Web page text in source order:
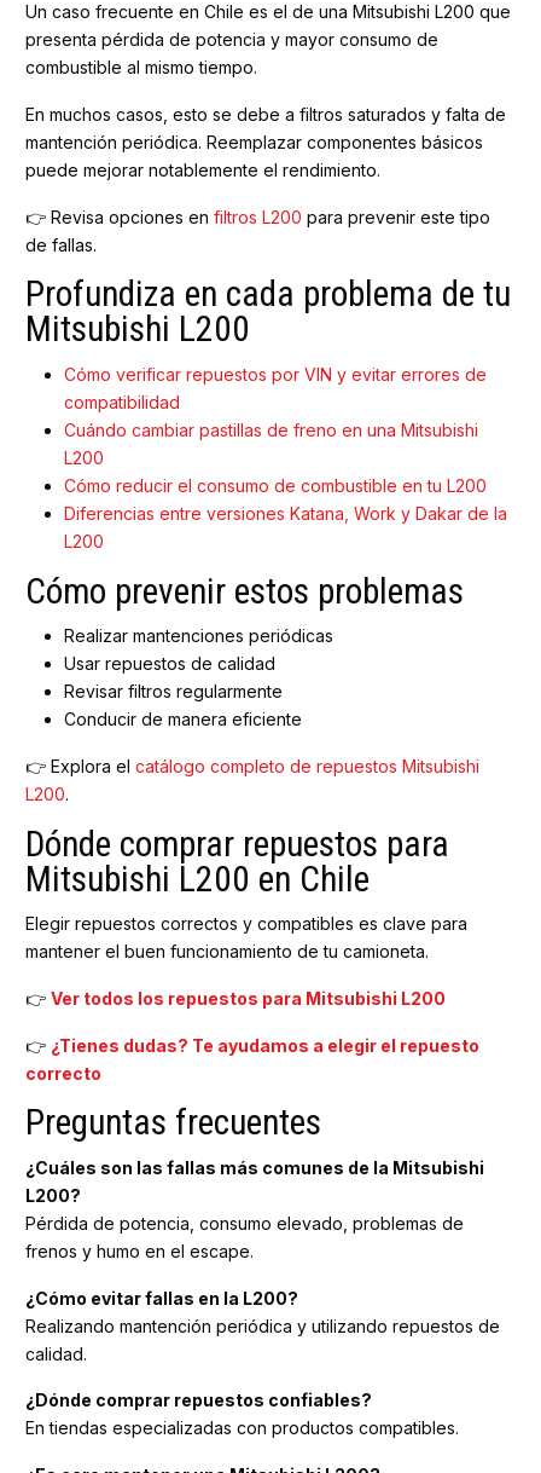
Un caso frecuente en Chile es el de una Mitsubishi L200 que
presenta pérdida de potencia y mayor consumo de
combustible al mismo tiempo.
En muchos casos, esto se debe a filtros saturados y falta de
mantención periódica. Reemplazar componentes básicos
puede mejorar notablemente el rendimiento.
👉 Revisa opciones en filtros L200 para prevenir este tipo
de fallas.
Profundiza en cada problema de tu
Mitsubishi L200
Cómo verificar repuestos por VIN y evitar errores de
compatibilidad
Cuándo cambiar pastillas de freno en una Mitsubishi
L200
Cómo reducir el consumo de combustible en tu L200
Diferencias entre versiones Katana, Work y Dakar de la
L200
Cómo prevenir estos problemas
Realizar mantenciones periódicas
Usar repuestos de calidad
Revisar filtros regularmente
Conducir de manera eficiente
👉 Explora el catálogo completo de repuestos Mitsubishi
L200.
Dónde comprar repuestos para
Mitsubishi L200 en Chile
Elegir repuestos correctos y compatibles es clave para
mantener el buen funcionamiento de tu camioneta.
👉 Ver todos los repuestos para Mitsubishi L200
👉 ¿Tienes dudas? Te ayudamos a elegir el repuesto
correcto
Preguntas frecuentes
¿Cuáles son las fallas más comunes de la Mitsubishi
L200?
Pérdida de potencia, consumo elevado, problemas de
frenos y humo en el escape.
¿Cómo evitar fallas en la L200?
Realizando mantención periódica y utilizando repuestos de
calidad.
¿Dónde comprar repuestos confiables?
En tiendas especializadas con productos compatibles.